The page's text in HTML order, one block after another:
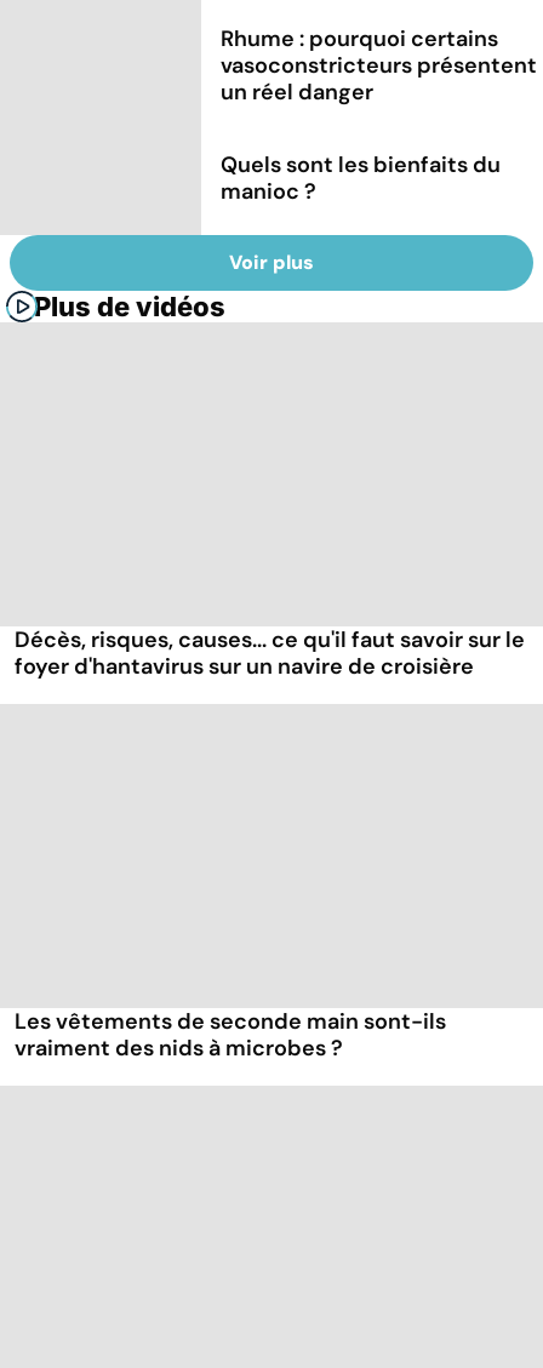
Rhume : pourquoi certains
vasoconstricteurs présentent
un réel danger
Quels sont les bienfaits du
manioc ?
Voir plus
Plus de vidéos
Décès, risques, causes... ce qu'il faut savoir sur le
foyer d'hantavirus sur un navire de croisière
Les vêtements de seconde main sont-ils
vraiment des nids à microbes ?